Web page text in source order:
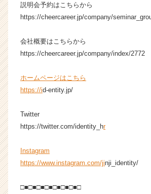
就
活
イ
ト
キ
（C
r
説明会予約はこちらから
https://cheercareer.jp/company/
会社概要はこちらから
https://cheercareer.jp/company/index/2772
ホームページはこちら
https://id-entity.jp/
Twitter
https://twitter.com/identity_hr
Instagram
https://www.instagram.com/jinji_identity/
□■□■□■□■□■□■□■□